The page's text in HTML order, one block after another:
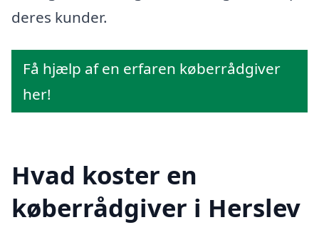
deres kunder.
Få hjælp af en erfaren køberrådgiver
her!
Hvad koster en
køberrådgiver i Herslev